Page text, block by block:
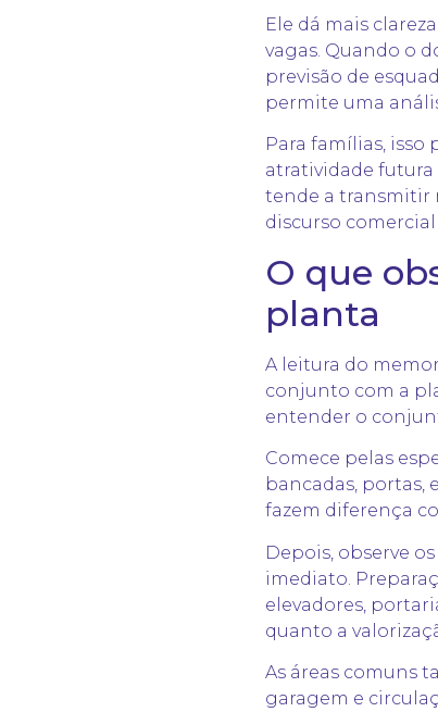
Ele dá mais
vagas. Quando o
previsão de
permite uma
Para famílias, isso
atratividade futura
tende a transmitir
discurso
O que
planta
A leitura do
conjunto com a
entender o
Comece pelas
bancadas, portas,
fazem diferença
Depois, observe
imediato.
elevadores,
quanto a
As áreas comuns
garagem e